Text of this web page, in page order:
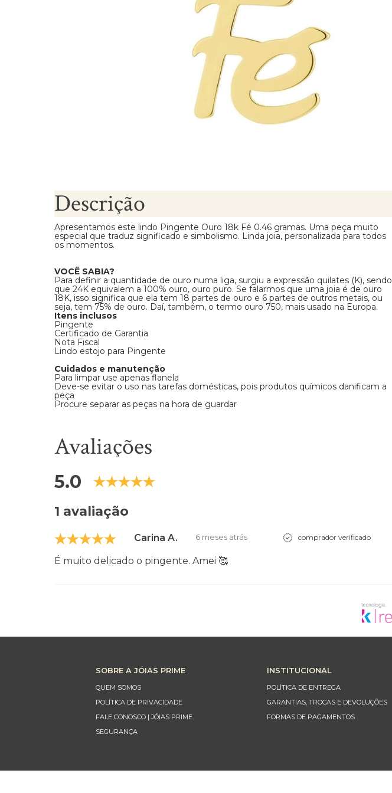
Descrição
Apresentamos este lindo Pingente Ouro 18k Fé 0.46 gramas. Uma peça muito
especial que traduz significado e simbolismo. Linda joia, personalizada para todos
os momentos.
VOCÊ SABIA?
Para definir a quantidade de ouro numa liga, surgiu a expressão quilates (K), sendo
que 24K equivalem a 100% ouro, ouro puro. Se falarmos que uma joia é de ouro
18K, isso significa que ela tem 18 partes de ouro e 6 partes de outros metais, ou
seja, tem 75% de ouro. Daí, também, o termo ouro 750, mais usado na Europa.
Itens inclusos
Pingente
Certificado de Garantia
Nota Fiscal
Lindo estojo para Pingente
Cuidados e manutenção
Para limpar use apenas flanela
Deve-se evitar o uso nas tarefas domésticas, pois produtos químicos danificam a
peça
Procure separar as peças na hora de guardar
Avaliações
5.0
1 avaliação
Carina A. 6 meses atrás comprador verificado
É muito delicado o pingente. Amei 🥰
SOBRE A JÓIAS PRIME
QUEM SOMOS
POLÍTICA DE PRIVACIDADE
FALE CONOSCO | JÓIAS PRIME
SEGURANÇA
INSTITUCIONAL
POLÍTICA DE ENTREGA
GARANTIAS, TROCAS E DEVOLUÇÕES
FORMAS DE PAGAMENTOS